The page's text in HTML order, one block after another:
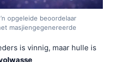
opgeleide beoordelaar
masjiengegenereerde
is vinnig, maar hulle is